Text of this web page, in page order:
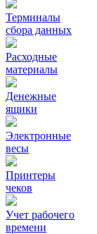
Терминалы
сбора данных
Расходные
материалы
Денежные
ящики
Электронные
весы
Принтеры
чеков
Учет рабочего
времени